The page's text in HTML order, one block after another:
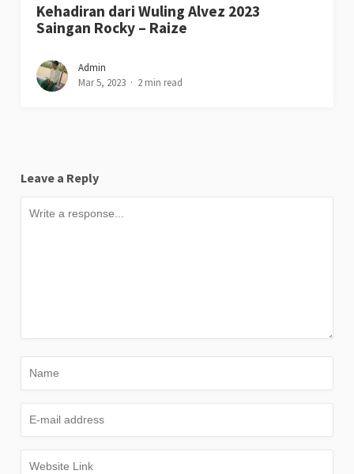
Kehadiran dari Wuling Alvez 2023
Saingan Rocky – Raize
Admin
Mar 5, 2023
2 min read
Leave a Reply